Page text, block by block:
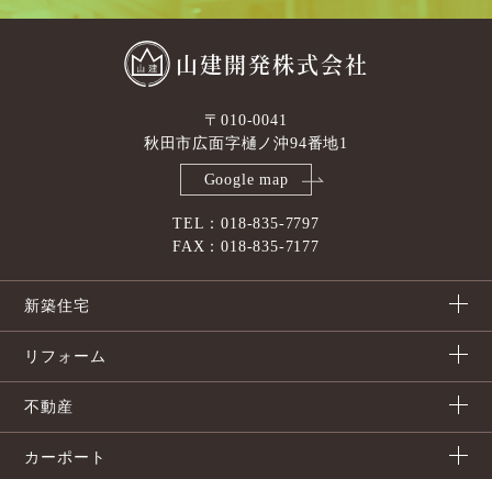
山建開発株式会社
〒010-0041
秋田市広面字樋ノ沖94番地1
Google map
TEL：018-835-7797
FAX：018-835-7177
新築住宅
リフォーム
不動産
カーポート